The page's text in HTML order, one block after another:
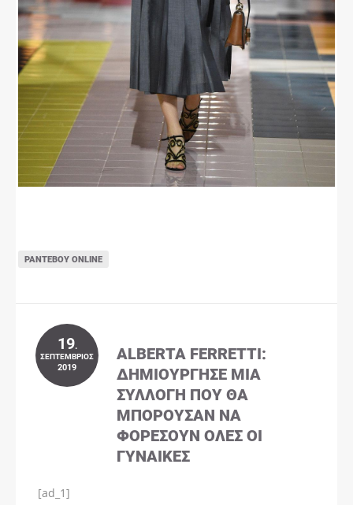
ΡΑΝΤΕΒΟΎ ONLINE
19.
ΣΕΠΤΈΜΒΡΙΟΣ
2019
ALBERTA FERRETTI:
ΔΗΜΙΟΎΡΓΗΣΕ ΜΊΑ
ΣΥΛΛΟΓΉ ΠΟΥ ΘΑ
ΜΠΟΡΟΎΣΑΝ ΝΑ
ΦΟΡΈΣΟΥΝ ΌΛΕΣ ΟΙ
ΓΥΝΑΊΚΕΣ
[ad_1]